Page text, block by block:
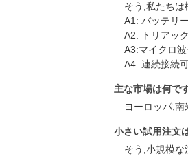
そう,私たちは
A1: バッテリ
A2: トリアッ
A3:マイクロ
A4: 連続接続
主な市場は何で
ヨーロッパ,
小さい試用注文
そう,小規模な